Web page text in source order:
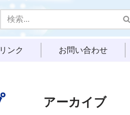
リンク お問い合わせ
アーカイブ